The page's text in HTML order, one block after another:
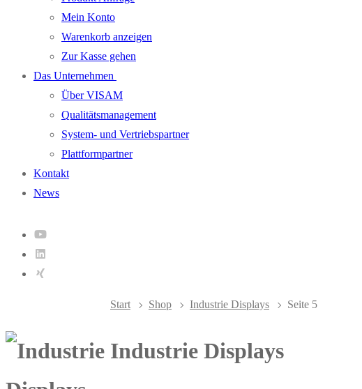
Mein Konto
Warenkorb anzeigen
Zur Kasse gehen
Das Unternehmen
Über VISAM
Qualitätsmanagement
System- und Vertriebspartner
Plattformpartner
Kontakt
News
Start Shop Industrie Displays Seite 5
Industrie Displays